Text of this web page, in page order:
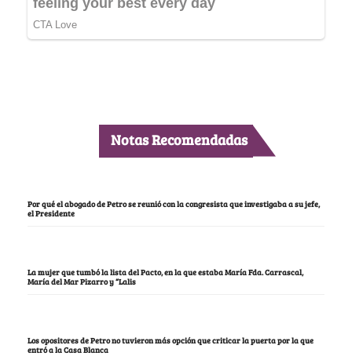
Notas Recomendadas
Por qué el abogado de Petro se reunió con la congresista que investigaba a su jefe,
el Presidente
La mujer que tumbó la lista del Pacto, en la que estaba María Fda. Carrascal,
María del Mar Pizarro y “Lalis
Los opositores de Petro no tuvieron más opción que criticar la puerta por la que
entró a la Casa Blanca